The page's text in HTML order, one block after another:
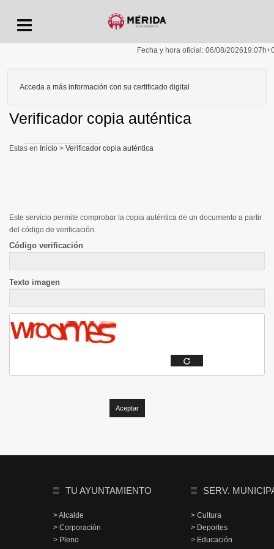
Fecha y hora oficial: 06/08/202619:07h
Acceda a más información con su certificado digital
Inicio > Verificador copia auténtica
Verificador copia auténtica
Este servicio permite comprobar la copia auténtica de un documento a partir
del código de verificación.
Código verificación
Texto imagen
TU AYUNTAMIENTO
> Alcalde
> Corporación
> Pleno
SERV.
> Cultura
> Deportes
> Educación